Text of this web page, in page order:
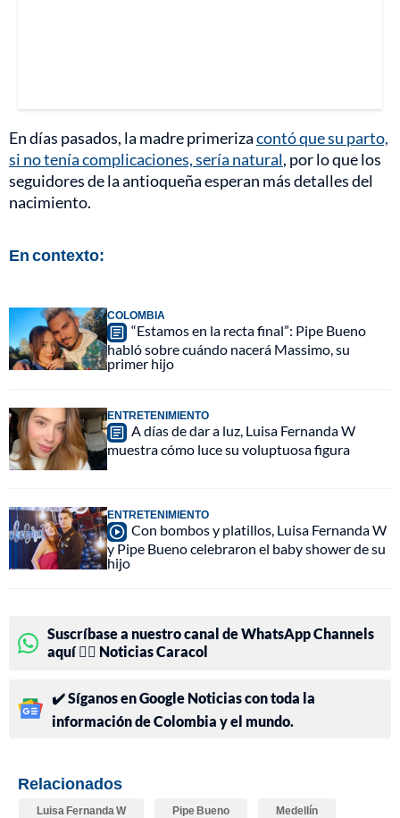
En días pasados, la madre primerizacontó que su parto,
si no tenía complicaciones, sería natural, por lo que los
seguidores de la antioqueña esperan más detalles del
nacimiento.
En contexto:
COLOMBIA
“Estamos en la recta final”: Pipe Bueno
habló sobre cuándo nacerá Massimo, su
primer hijo
ENTRETENIMIENTO
A días de dar a luz, Luisa Fernanda W
muestra cómo luce su voluptuosa figura
ENTRETENIMIENTO
Con bombos y platillos, Luisa Fernanda W
y Pipe Bueno celebraron el baby shower de su
hijo
Suscríbase a nuestro canal de WhatsApp Channels
aquí 👉🏻 Noticias Caracol
✔️ Síganos en Google Noticias con toda la
información de Colombia y el mundo.
Relacionados
Luisa Fernanda W Pipe Bueno Medellín